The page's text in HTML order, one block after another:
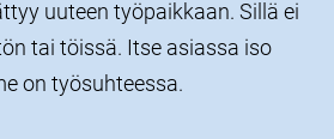
uuteen työpaikkaan. Sillä ei
tai töissä. Itse asiassa iso
on työsuhteessa.